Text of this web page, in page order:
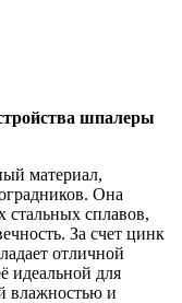
шпалеры
материал,
Она
стальных сплавов,
За счет цинк
отличной
идеальной для
влажностью и